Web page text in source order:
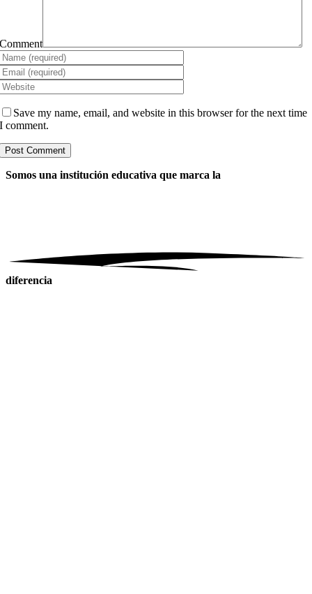
Comment
Save my name, email, and website in this browser for the next time
I comment.
Somos una institución educativa que marca la
diferencia